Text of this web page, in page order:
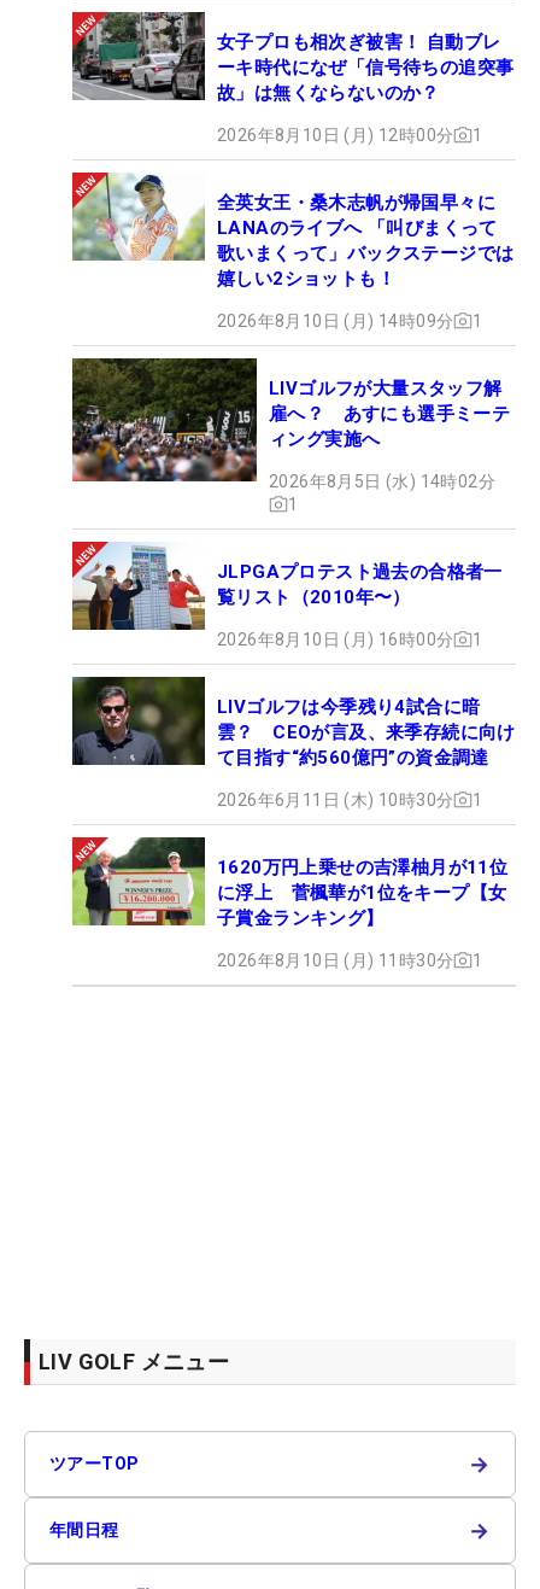
女子プロも相次ぎ被害！ 自動ブレ
ーキ時代になぜ「信号待ちの追突事
故」は無くならないのか？
2026年8月10日 (月) 12時00分 1
全英女王・桑木志帆が帰国早々に
LANAのライブへ 「叫びまくって
歌いまくって」バックステージでは
嬉しい2ショットも！
2026年8月10日 (月) 14時09分 1
LIVゴルフが大量スタッフ解
雇へ？ あすにも選手ミーテ
ィング実施へ
2026年8月5日 (水) 14時02分
1
JLPGAプロテスト過去の合格者一
覧リスト（2010年〜）
2026年8月10日 (月) 16時00分 1
LIVゴルフは今季残り4試合に暗
雲？ CEOが言及、来季存続に向け
て目指す“約560億円”の資金調達
2026年6月11日 (木) 10時30分 1
1620万円上乗せの吉澤柚月が11位
に浮上 菅楓華が1位をキープ【女
子賞金ランキング】
2026年8月10日 (月) 11時30分 1
LIV GOLF メニュー
ツアーTOP →
年間日程 →